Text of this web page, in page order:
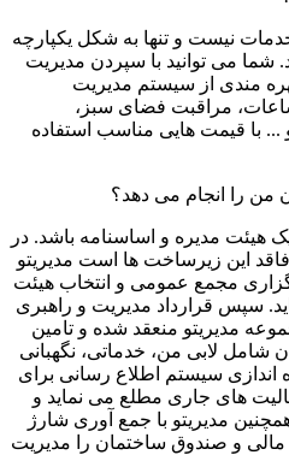
نیست و تنها به شکل یکپارچه
می توانید با سپردن مدیریت
مندی از سیستم مدیریت
مراقبت فضای سبز،
با قیمت هایی مناسب استفاده
من را انجام می دهد؟
هیئت مدیره و اساسنامه باشد. در
این زیرساخت ها است مدیریتو
مجمع عمومی و انتخاب هیئت
سپس قرارداد مدیریت و راهبری
مدیریتو منعقد شده و تامین
شامل لابی من، خدماتی، نگهبانی
اندازی سیستم اطلاع رسانی برای
های جاری مطلع می نماید و
مدیریتو با جمع آوری شارژ
مالی و صندوق ساختمان را مدیریت